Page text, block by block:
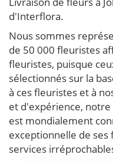
d'Interflora.
Nous sommes
de 50 000 fleuristes
fleuristes, puisque
sélectionnés sur la
à ces fleuristes et à
et d'expérience,
est mondialement
exceptionnelle de ses
services